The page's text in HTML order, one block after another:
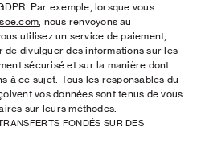
Par exemple, lorsque vous
, nous renvoyons au
utilisez un service de paiement,
de divulguer des informations sur les
sécurisé et sur la manière dont
à ce sujet. Tous les responsables du
vos données sont tenus de vous
sur leurs méthodes.
FONDÉS SUR DES